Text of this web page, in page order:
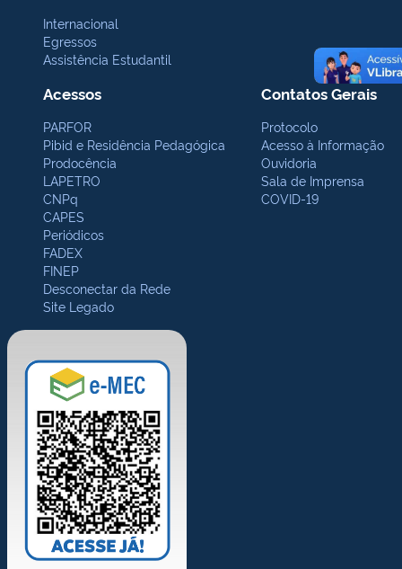
Internacional
Egressos
Assistência Estudantil
Acessos
PARFOR
Pibid e Residência Pedagógica
Prodocência
LAPETRO
CNPq
CAPES
Periódicos
FADEX
FINEP
Desconectar da Rede
Site Legado
Contatos Gerais
Protocolo
Acesso à Informação
Ouvidoria
Sala de Imprensa
COVID-19